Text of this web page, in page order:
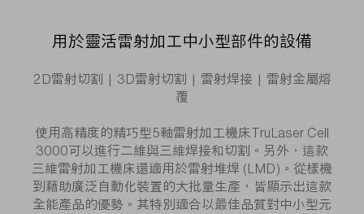
用於靈活雷射加工中小型部件的設備
2D雷射切割 | 3D雷射切割 | 雷射焊接 | 雷射金屬熔
覆
使用高精度的精巧型5軸雷射加工機床TruLaser Cell
3000可以進行二維與三維焊接和切割。另外，這款
三維雷射加工機床還適用於雷射堆焊 (LMD)。從樣機
到藉助廣泛自動化裝置的大批量生產，皆顯示出這款
全能產品的優勢。其特別適合以最佳品質對中小型元